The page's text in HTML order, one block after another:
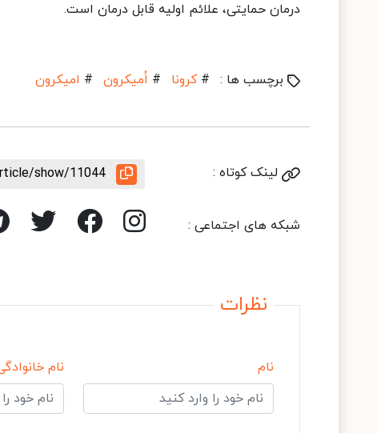
درمان حمایتی، علائم اولیه قابل درمان است.
برچسب ها : # کرونا # اُمیکرون # امیکرون
لینک کوتاه : show/11044
شبکه های اجتماعی :
نظرات
نام نام